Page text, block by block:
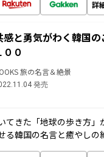
詳
感と勇気がわく韓国
００
旅の名言＆絶景
発売
てきた「地球の歩き方」
る韓国の名言と癒やしの